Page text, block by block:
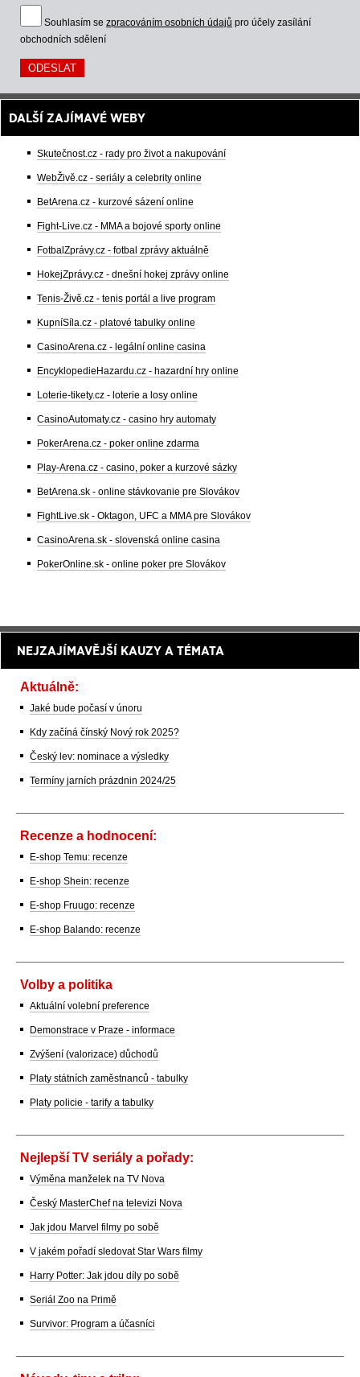
Souhlasím se zpracováním osobních údajů pro účely zasílání
obchodních sdělení
DALŠÍ ZAJÍMAVÉ WEBY
Skutečnost.cz - rady pro život a nakupování
WebŽivě.cz - seriály a celebrity online
BetArena.cz - kurzové sázení online
Fight-Live.cz - MMA a bojové sporty online
FotbalZprávy.cz - fotbal zprávy aktuálně
HokejZprávy.cz - dnešní hokej zprávy online
Tenis-Živě.cz - tenis portál a live program
KupníSíla.cz - platové tabulky online
CasinoArena.cz - legální online casina
EncyklopedieHazardu.cz - hazardní hry online
Loterie-tikety.cz - loterie a losy online
CasinoAutomaty.cz - casino hry automaty
PokerArena.cz - poker online zdarma
Play-Arena.cz - casino, poker a kurzové sázky
BetArena.sk - online stávkovanie pre Slovákov
FightLive.sk - Oktagon, UFC a MMA pre Slovákov
CasinoArena.sk - slovenská online casina
PokerOnline.sk - online poker pre Slovákov
NEJZAJÍMAVĚJŠÍ KAUZY A TÉMATA
Aktuálně:
Jaké bude počasí v únoru
Kdy začíná čínský Nový rok 2025?
Český lev: nominace a výsledky
Termíny jarních prázdnin 2024/25
Recenze a hodnocení:
E-shop Temu: recenze
E-shop Shein: recenze
E-shop Fruugo: recenze
E-shop Balando: recenze
Volby a politika
Aktuální volební preference
Demonstrace v Praze - informace
Zvýšení (valorizace) důchodů
Platy státních zaměstnanců - tabulky
Platy policie - tarify a tabulky
Nejlepší TV seriály a pořady:
Výměna manželek na TV Nova
Český MasterChef na televizi Nova
Jak jdou Marvel filmy po sobě
V jakém pořadí sledovat Star Wars filmy
Harry Potter: Jak jdou díly po sobě
Seriál Zoo na Primě
Survivor: Program a účasníci